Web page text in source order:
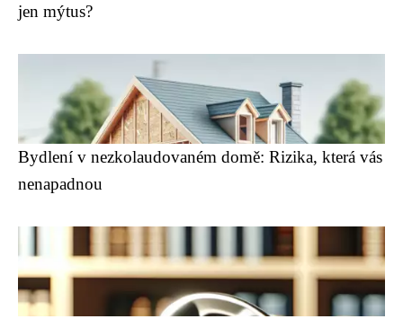
jen mýtus?
Bydlení v nezkolaudovaném domě: Rizika, která vás
nenapadnou